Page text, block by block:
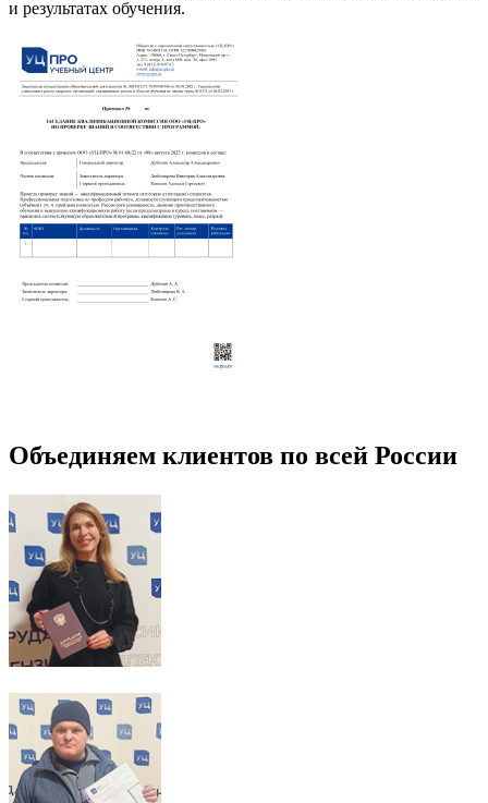
и результатах обучения.
Объединяем клиентов по всей России